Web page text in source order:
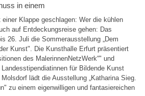
in einem
Klappe geschlagen: Wer die kühlen
auf Entdeckungsreise gehen: Das
26. Juli die Sommerausstellung „Dem
Kunst". Die Kunsthalle Erfurt präsentiert
des MalerinnenNetzWerk“" und
für Bildende Kunst
lädt die Ausstellung „Katharina Sieg.
zu einem eigenwilligen und fantasiereichen